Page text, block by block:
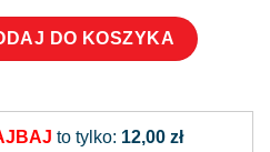
na maszynę do produkcji
DO KOSZYKA
to tylko: 12,00 zł